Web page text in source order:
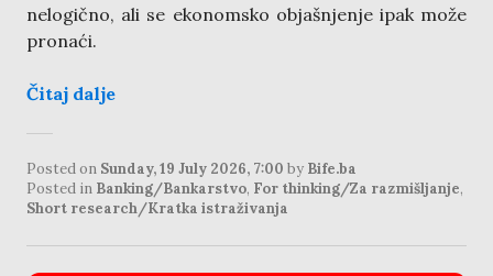
nelogično, ali se ekonomsko objašnjenje ipak može
pronaći.
Čitaj dalje
Posted on Sunday, 19 July 2026, 7:00 by Bife.ba
Posted in Banking/Bankarstvo, For thinking/Za razmišljanje,
Short research/Kratka istraživanja